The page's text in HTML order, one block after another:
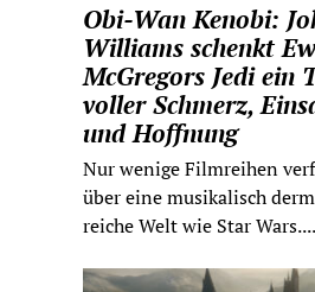
Obi-Wan Kenobi:
Williams schenkt
McGregors Jedi ein
voller Schmerz,
und Hoffnung
Nur wenige Filmreihen
über eine musikalisch
reiche Welt wie Star Wars....